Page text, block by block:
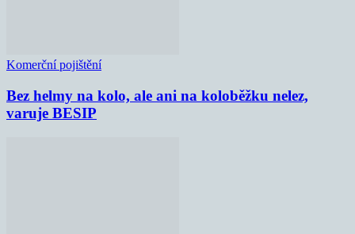
Komerční pojištění
Bez helmy na kolo, ale ani na koloběžku nelez,
varuje BESIP